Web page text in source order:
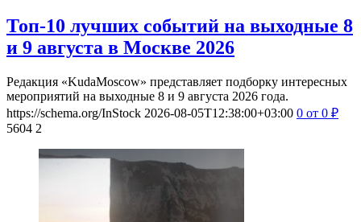
Топ-10 лучших событий на выходные 8
и 9 августа в Москве 2026
Редакция «KudaMoscow» представляет подборку интересных
мероприятий на выходные 8 и 9 августа 2026 года.
https://schema.org/InStock 2026-08-05T12:38:00+03:00 0 от 0 ₽
5604 2